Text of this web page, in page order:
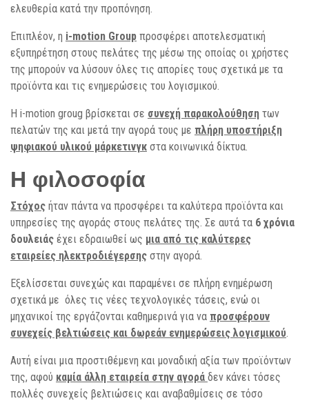
ελευθερία κατά την προπόνηση.
Επιπλέον, η i-motion Group προσφέρει αποτελεσματική
εξυπηρέτηση στους πελάτες της μέσω της οποίας οι χρήστες
της μπορούν να λύσουν όλες τις απορίες τους σχετικά με τα
προϊόντα και τις ενημερώσεις του λογισμικού.
Η i-motion groug βρίσκεται σε συνεχή παρακολούθηση των
πελατών της και μετά την αγορά τους με πλήρη υποστήριξη
ψηφιακού υλικού μάρκετινγκ στα κοινωνικά δίκτυα.
Η φιλοσοφία
Στόχος ήταν πάντα να προσφέρει τα καλύτερα προϊόντα και
υπηρεσίες της αγοράς στους πελάτες της. Σε αυτά τα 6 χρόνια
δουλειάς έχει εδραιωθεί ως μια από τις καλύτερες
εταιρείες ηλεκτροδιέγερσης στην αγορά.
Εξελίσσεται συνεχώς και παραμένει σε πλήρη ενημέρωση
σχετικά με όλες τις νέες τεχνολογικές τάσεις, ενώ οι
μηχανικοί της εργάζονται καθημερινά για να προσφέρουν
συνεχείς βελτιώσεις και δωρεάν ενημερώσεις λογισμικού.
Αυτή είναι μια προστιθέμενη και μοναδική αξία των προϊόντων
της, αφού καμία άλλη εταιρεία στην αγορά δεν κάνει τόσες
πολλές συνεχείς βελτιώσεις και αναβαθμίσεις σε τόσο